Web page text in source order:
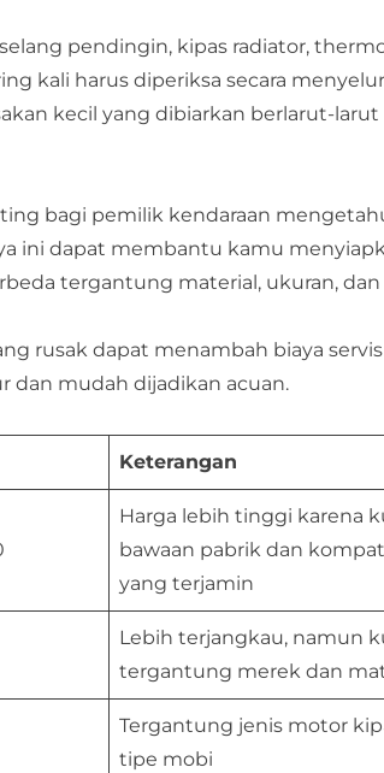
pendingin, kipas radiator,
kali harus diperiksa secara
kecil yang dibiarkan berlarut-larut
bagi pemilik kendaraan
ini dapat membantu kamu
tergantung material, ukuran, dan
rusak dapat menambah biaya
dan mudah dijadikan acuan.
Keterangan
Harga lebih tinggi karena
bawaan pabrik dan
yang terjamin
Lebih terjangkau, namun
tergantung merek dan
Tergantung jenis motor
tipe mobi